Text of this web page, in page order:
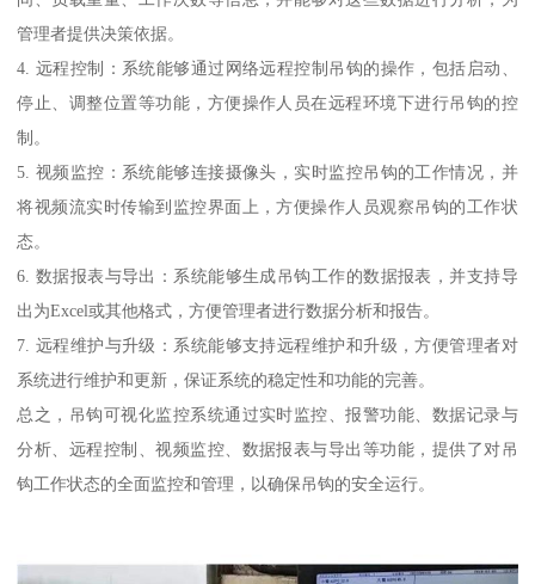
管理者提供决策依据。
4. 远程控制：系统能够通过网络远程控制吊钩的操作，包括启动、
停止、调整位置等功能，方便操作人员在远程环境下进行吊钩的控
制。
5. 视频监控：系统能够连接摄像头，实时监控吊钩的工作情况，并
将视频流实时传输到监控界面上，方便操作人员观察吊钩的工作状
态。
6. 数据报表与导出：系统能够生成吊钩工作的数据报表，并支持导
出为Excel或其他格式，方便管理者进行数据分析和报告。
7. 远程维护与升级：系统能够支持远程维护和升级，方便管理者对
系统进行维护和更新，保证系统的稳定性和功能的完善。
总之，吊钩可视化监控系统通过实时监控、报警功能、数据记录与
分析、远程控制、视频监控、数据报表与导出等功能，提供了对吊
钩工作状态的全面监控和管理，以确保吊钩的安全运行。